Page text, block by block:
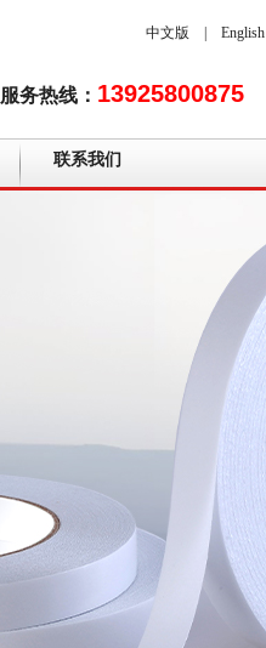
中文版 English
服务热线： 13925800875
联系我们